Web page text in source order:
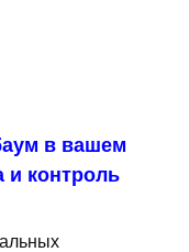
в вашем
и контроль